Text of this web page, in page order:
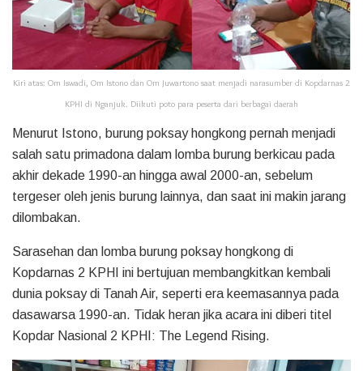
Kiri atas: Om Iswadi, Om Istono dan Om Juwartono saat menjadi narasumber di Kopdarnas 2
KPHI di Nganjuk. Diikuti poto para peserta dari berbagai daerah
Menurut Istono, burung poksay hongkong pernah menjadi
salah satu primadona dalam lomba burung berkicau pada
akhir dekade 1990-an hingga awal 2000-an, sebelum
tergeser oleh jenis burung lainnya, dan saat ini makin jarang
dilombakan.
Sarasehan dan lomba burung poksay hongkong di
Kopdarnas 2 KPHI ini bertujuan membangkitkan kembali
dunia poksay di Tanah Air, seperti era keemasannya pada
dasawarsa 1990-an. Tidak heran jika acara ini diberi titel
Kopdar Nasional 2 KPHI: The Legend Rising.